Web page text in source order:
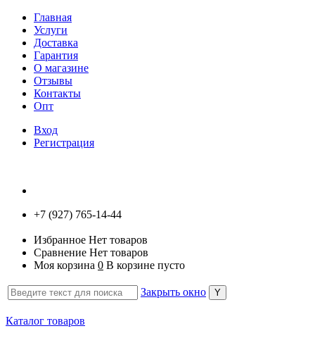
Главная
Услуги
Доставка
Гарантия
О магазине
Отзывы
Контакты
Опт
Вход
Регистрация
+7 (927) 765-14-44
Избранное Нет товаров
Сравнение Нет товаров
Моя корзина 0 В корзине пусто
Закрыть окно
Каталог товаров